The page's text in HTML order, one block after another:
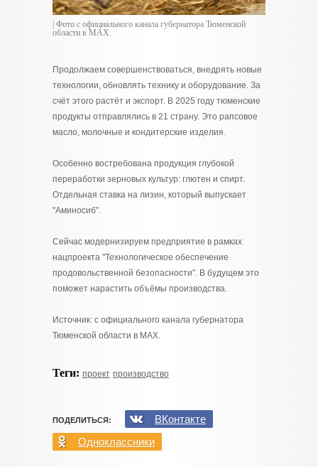
| Фото с официального канала губернатора Тюменской
области в МАХ.
Продолжаем совершенствоваться, внедрять новые
технологии, обновлять технику и оборудование. За
счёт этого растёт и экспорт. В 2025 году тюменские
продукты отправлялись в 21 страну. Это рапсовое
масло, молочные и кондитерские изделия.
Особенно востребована продукция глубокой
переработки зерновых культур: глютен и спирт.
Отдельная ставка на лизин, который выпускает
"Аминосиб".
Сейчас модернизируем предприятие в рамках
нацпроекта "Технологическое обеспечение
продовольственной безопасности". В будущем это
поможет нарастить объёмы производства.
Источник: с официального канала губернатора
Тюменской области в МАХ.
Теги: проект производство
ПОДЕЛИТЬСЯ:
ВКонтакте
Одноклассники